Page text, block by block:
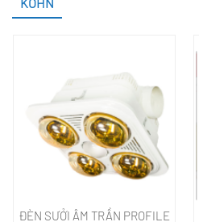
ĐÈN SƯỞI ÂM TRẦN PROFILE